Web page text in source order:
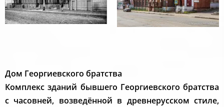
Дом Георгиевского братства
Комплекс зданий бывшего Георгиевского братства
с часовней, возведённой в древнерусском стиле,